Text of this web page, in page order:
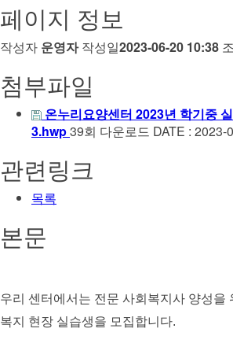
페이지 정보
작성자 운영자 작성일2023-06-20 10:38
첨부파일
온누리요양센터 2023년 학기중
3.hwp39회 다운로드 DATE : 2023-
관련링크
목록
본문
우리 센터에서는 전문 사회복지사 양성을
복지 현장 실습생을 모집합니다.